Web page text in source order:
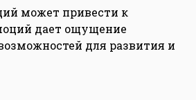
может привести к
дает ощущение
для развития и